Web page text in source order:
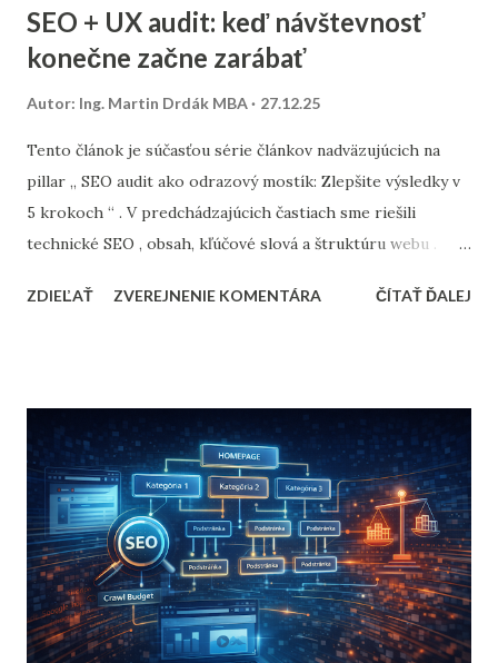
SEO + UX audit: keď návštevnosť
konečne začne zarábať
Autor: Ing. Martin Drdák MBA 27.12.25
Tento článok je súčasťou série článkov nadväzujúcich na
pillar „ SEO audit ako odrazový mostík: Zlepšite výsledky v
5 krokoch “ . V predchádzajúcich častiach sme riešili
technické SEO , obsah, kľúčové slová a štruktúru webu .
biznisu: UX, rýchlosť a konverzný potenciál . SEO dnes
či návštevnosť začne aj reálne zarábať. Audit tejto oblasti
prepája SEO, UX a CRO a odpovedá na jednoduchú, ale
zásadnú otázku: Prečo ľudia prídu na web, ale
nekonvertujú? Prečo Google hodnotí UX a správanie
používateľov Vyhľadávače majú jeden cieľ: ponúknuť
používateľovi výsledok, s ktorým bude spokojný. Preto
Google sleduje správanie používateľov nepriamo cez
signály ako: ...
ZDIEĽAŤ ZVEREJNENIE KOMENTÁRA ČÍTAŤ ĎALEJ